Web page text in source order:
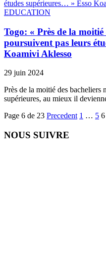
EDUCATION
Togo: « Près de la moitié
poursuivent pas leurs
Koamivi Aklesso
29 juin 2024
Près de la moitié des bacheliers
supérieures, au mieux il
Page 6 de 23 Precedent 1 … 5 6
NOUS SUIVRE